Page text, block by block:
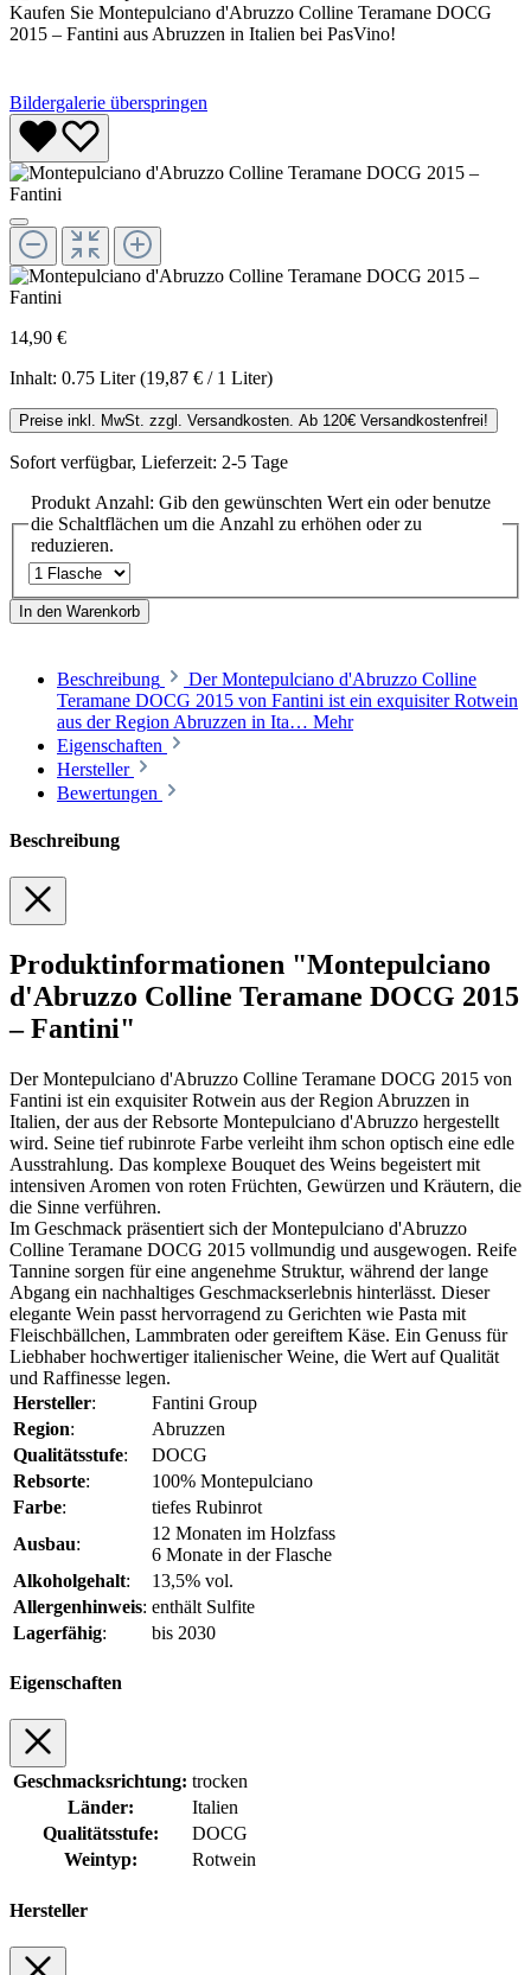
Kaufen Sie Montepulciano d'Abruzzo Colline Teramane DOCG
2015 – Fantini aus Abruzzen in Italien bei PasVino!
Bildergalerie überspringen
14,90 €
Inhalt: 0.75 Liter(19,87 € / 1 Liter)
Preise inkl. MwSt. zzgl. Versandkosten. Ab 120€ Versandkostenfrei!
Sofort verfügbar, Lieferzeit: 2-5 Tage
Produkt Anzahl: Gib den gewünschten Wert ein oder benutze
die Schaltflächen um die Anzahl zu erhöhen oder zu
reduzieren.
In den Warenkorb
Beschreibung
Der Montepulciano d'Abruzzo Colline
Teramane DOCG 2015 von Fantini ist ein exquisiter Rotwein
aus der Region Abruzzen in Ita… Mehr
Eigenschaften
Hersteller
Bewertungen
Beschreibung
Produktinformationen "Montepulciano
d'Abruzzo Colline Teramane DOCG 2015
– Fantini"
Der Montepulciano d'Abruzzo Colline Teramane DOCG 2015 von
Fantini ist ein exquisiter Rotwein aus der Region Abruzzen in
Italien, der aus der Rebsorte Montepulciano d'Abruzzo hergestellt
wird. Seine tief rubinrote Farbe verleiht ihm schon optisch eine edle
Ausstrahlung. Das komplexe Bouquet des Weins begeistert mit
intensiven Aromen von roten Früchten, Gewürzen und Kräutern, die
die Sinne verführen.
Im Geschmack präsentiert sich der Montepulciano d'Abruzzo
Colline Teramane DOCG 2015 vollmundig und ausgewogen. Reife
Tannine sorgen für eine angenehme Struktur, während der lange
Abgang ein nachhaltiges Geschmackserlebnis hinterlässt. Dieser
elegante Wein passt hervorragend zu Gerichten wie Pasta mit
Fleischbällchen, Lammbraten oder gereiftem Käse. Ein Genuss für
Liebhaber hochwertiger italienischer Weine, die Wert auf Qualität
und Raffinesse legen.
Hersteller:
Fantini Group
Region:
Abruzzen
Qualitätsstufe:
DOCG
Rebsorte:
100% Montepulciano
Farbe:
tiefes Rubinrot
Ausbau:
12 Monaten im Holzfass
6 Monate in der Flasche
Alkoholgehalt:
13,5% vol.
Allergenhinweis: enthält Sulfite
Lagerfähig: bis 2030
Eigenschaften
Geschmacksrichtung: trocken
Länder:
Italien
Qualitätsstufe:
DOCG
Weintyp:
Rotwein
Hersteller